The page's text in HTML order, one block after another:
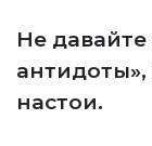
Не
настои.